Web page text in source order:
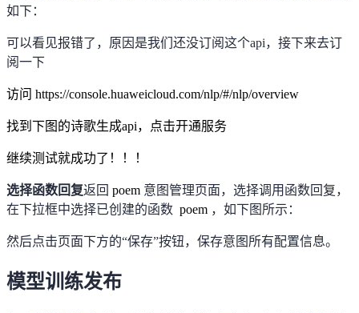
如下：
可以看见报错了，原因是我们还没订阅这个api，接下来去订
阅一下
访问 https://console.huaweicloud.com/nlp/#/nlp/overview
找到下图的诗歌生成api，点击开通服务
继续测试就成功了！！！
选择函数回复返回 poem 意图管理页面，选择调用函数回复，
在下拉框中选择已创建的函数 poem ，如下图所示：
然后点击页面下方的“保存”按钮，保存意图所有配置信息。
模型训练发布